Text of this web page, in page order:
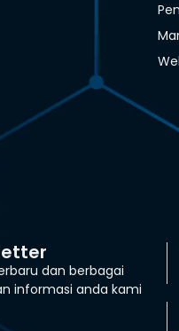
dan berbagai
informasi anda kami